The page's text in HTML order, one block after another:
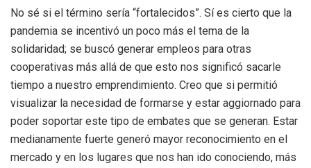
No sé si el término sería “fortalecidos”. Sí es cierto que la
pandemia se incentivó un poco más el tema de la
solidaridad; se buscó generar empleos para otras
cooperativas más allá de que esto nos significó sacarle
tiempo a nuestro emprendimiento. Creo que si permitió
visualizar la necesidad de formarse y estar aggiornado para
poder soportar este tipo de embates que se generan. Estar
medianamente fuerte generó mayor reconocimiento en el
mercado y en los lugares que nos han ido conociendo, más